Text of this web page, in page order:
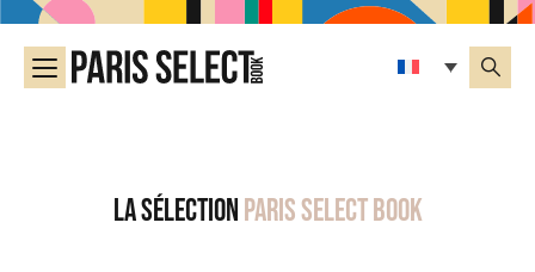
La sélectionParis Select Book